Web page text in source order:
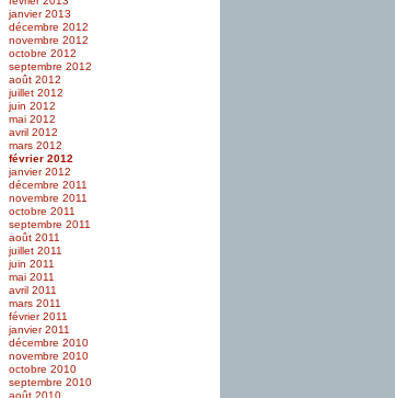
janvier 2013
décembre 2012
novembre 2012
octobre 2012
septembre 2012
août 2012
juillet 2012
juin 2012
mai 2012
avril 2012
mars 2012
février 2012
janvier 2012
décembre 2011
novembre 2011
octobre 2011
septembre 2011
août 2011
juillet 2011
juin 2011
mai 2011
avril 2011
mars 2011
février 2011
janvier 2011
décembre 2010
novembre 2010
octobre 2010
septembre 2010
août 2010